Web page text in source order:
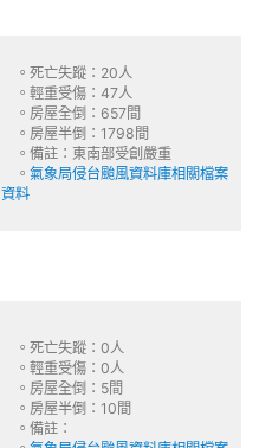
。死亡失蹤：20人
。輕重受傷：47人
。房屋全倒：657間
。房屋半倒：1798間
。備註：東南部受創嚴重
。氣象局侵台颱風資料庫相關檔案
資料
。死亡失蹤：0人
。輕重受傷：0人
。房屋全倒：5間
。房屋半倒：10間
。備註：